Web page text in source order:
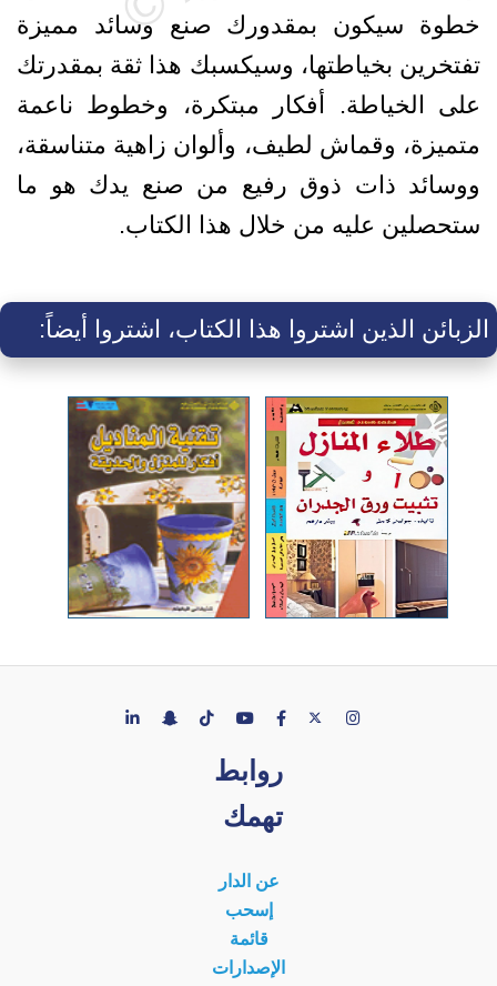
خطوة سيكون بمقدورك صنع وسائد مميزة
تفتخرين بخياطتها، وسيكسبك هذا ثقة بمقدرتك
على الخياطة. أفكار مبتكرة، وخطوط ناعمة
متميزة، وقماش لطيف، وألوان زاهية متناسقة،
ووسائد ذات ذوق رفيع من صنع يدك هو ما
ستحصلين عليه من خلال هذا الكتاب.
الزبائن الذين اشتروا هذا الكتاب، اشتروا أيضاً:
روابط
تهمك
عن الدار
إسحب
قائمة
الإصدارات